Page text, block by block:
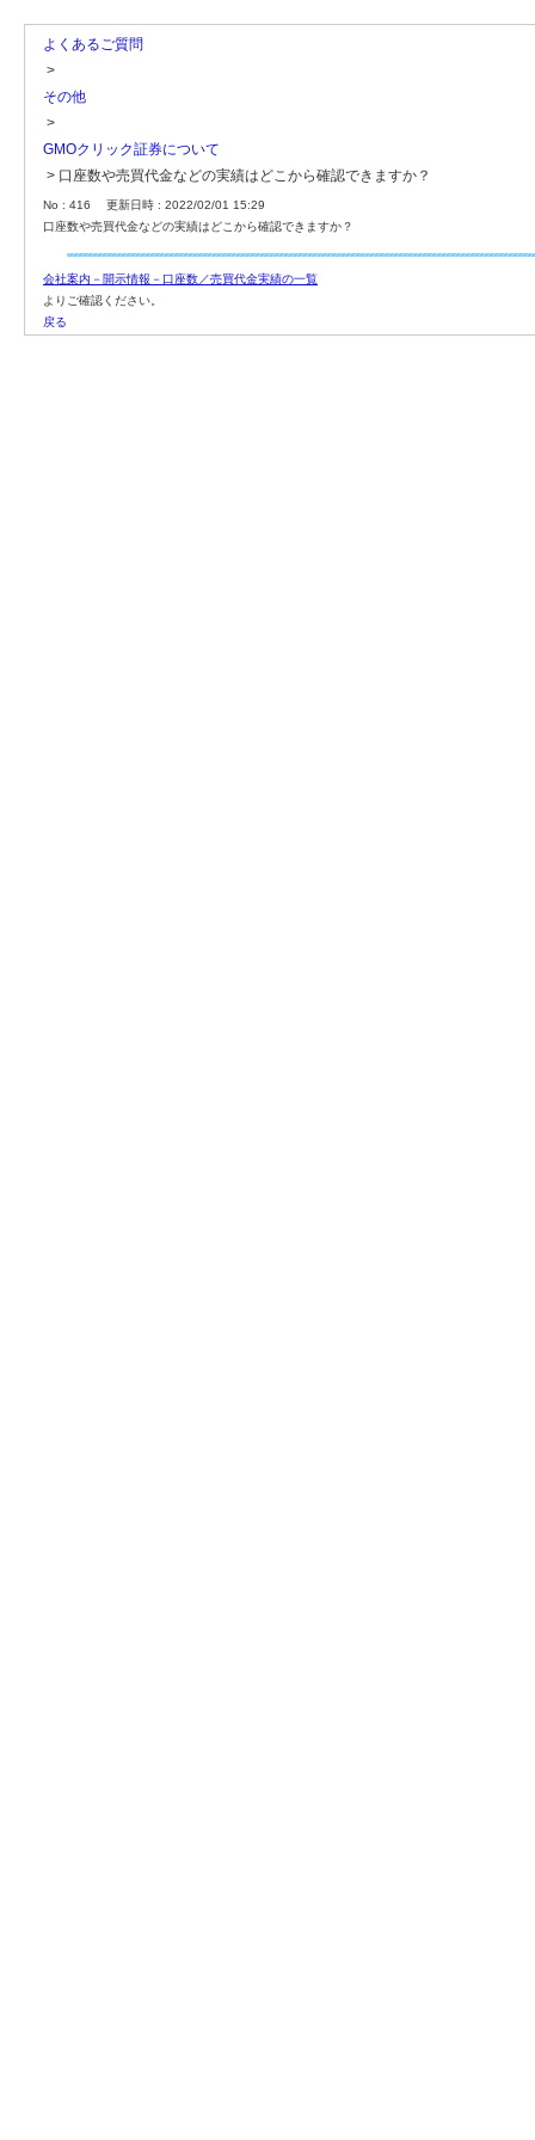
よくあるご質問
>
その他
>
GMOクリック証券について
> 口座数や売買代金などの実績はどこから確認できますか？
No : 416
更新日時 : 2022/02/01 15:29
口座数や売買代金などの実績はどこから確認できますか？
会社案内－開示情報－口座数／売買代金実績の一覧
よりご確認ください。
戻る